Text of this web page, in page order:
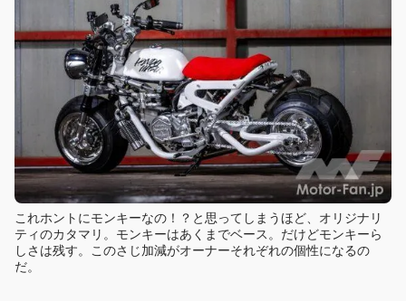
これホントにモンキーなの！？と思ってしまうほど、オリジナリ
ティのカタマリ。モンキーはあくまでベース。だけどモンキーら
しさは残す。このさじ加減がオーナーそれぞれの個性になるの
だ。